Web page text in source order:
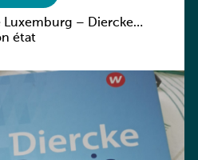
Luxemburg – Diercke
état